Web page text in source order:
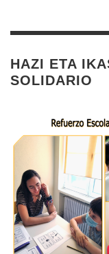
HAZI ETA
SOLIDARIO